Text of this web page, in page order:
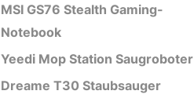
MSI GS76 Stealth Gaming-
Notebook
Yeedi Mop Station Saugroboter
Dreame T30 Staubsauger